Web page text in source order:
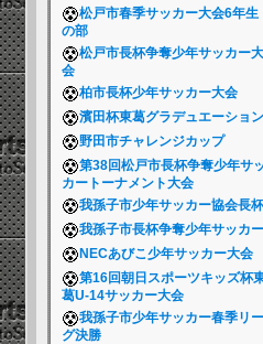
松戸市春季サッカー大会6年生
の部
松戸市長杯争奪少年サッカー大
会
柏市長杯少年サッカー大会
濱田杯東葛グラデュエーション
野田市チャレンジカップ
第38回松戸市長杯争奪少年サ
カートーナメント大会
我孫子市少年サッカー協会長
我孫子市長杯争奪少年サッカー
NECあびこ少年サッカー大会
第16回朝日スポーツキッズ杯
葛U-14サッカー大会
我孫子市少年サッカー春季リー
グ決勝